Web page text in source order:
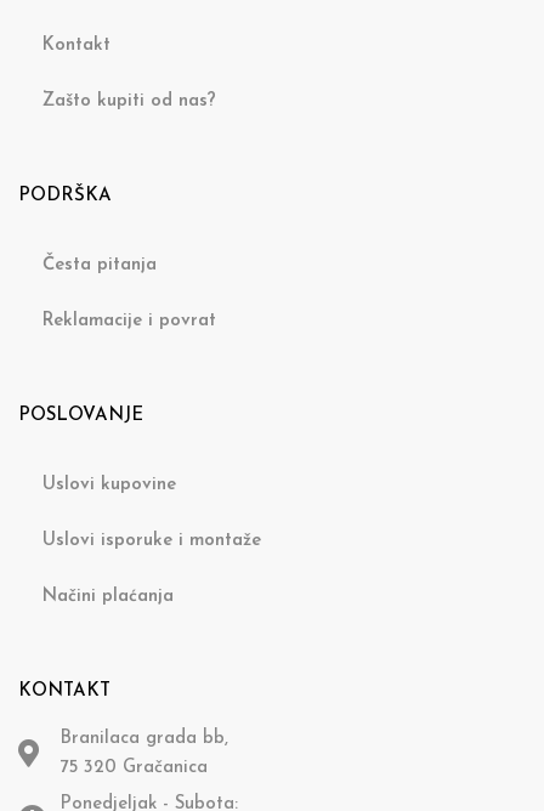
Kontakt
Zašto kupiti od nas?
PODRŠKA
Česta pitanja
Reklamacije i povrat
POSLOVANJE
Uslovi kupovine
Uslovi isporuke i montaže
Načini plaćanja
KONTAKT
Branilaca grada bb,
75 320 Gračanica
Ponedjeljak - Subota: